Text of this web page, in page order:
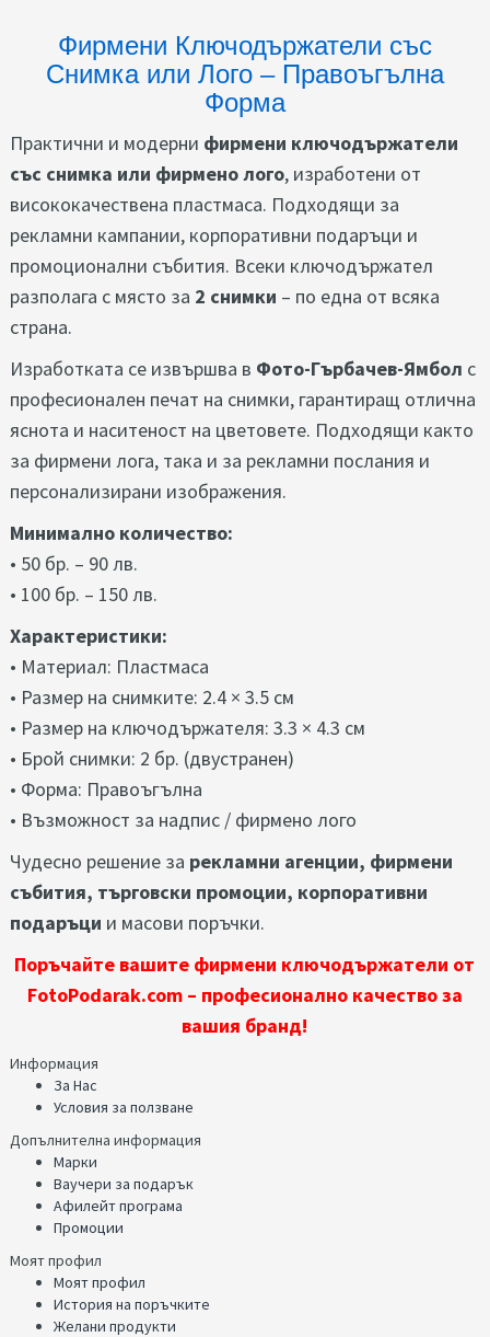
Фирмени Ключодържатели със
Снимка или Лого – Правоъгълна
Форма
Практични и модерни фирмени ключодържатели
със снимка или фирмено лого, изработени от
висококачествена пластмаса. Подходящи за
рекламни кампании, корпоративни подаръци и
промоционални събития. Всеки ключодържател
разполага с място за 2 снимки – по една от всяка
страна.
Изработката се извършва в Фото-Гърбачев-Ямбол с
професионален печат на снимки, гарантиращ отлична
яснота и наситеност на цветовете. Подходящи както
за фирмени лога, така и за рекламни послания и
персонализирани изображения.
Минимално количество:
• 50 бр. – 90 лв.
• 100 бр. – 150 лв.
Характеристики:
• Материал: Пластмаса
• Размер на снимките: 2.4 × 3.5 см
• Размер на ключодържателя: 3.3 × 4.3 см
• Брой снимки: 2 бр. (двустранен)
• Форма: Правоъгълна
• Възможност за надпис / фирмено лого
Чудесно решение за рекламни агенции, фирмени
събития, търговски промоции, корпоративни
подаръци и масови поръчки.
Поръчайте вашите фирмени ключодържатели от
FotoPodarak.com – професионално качество за
вашия бранд!
Информация
За Нас
Условия за ползване
Допълнителна информация
Марки
Ваучери за подарък
Афилейт програма
Промоции
Моят профил
Моят профил
История на поръчките
Желани продукти